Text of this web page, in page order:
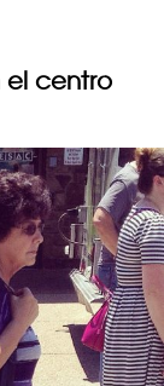
el centro